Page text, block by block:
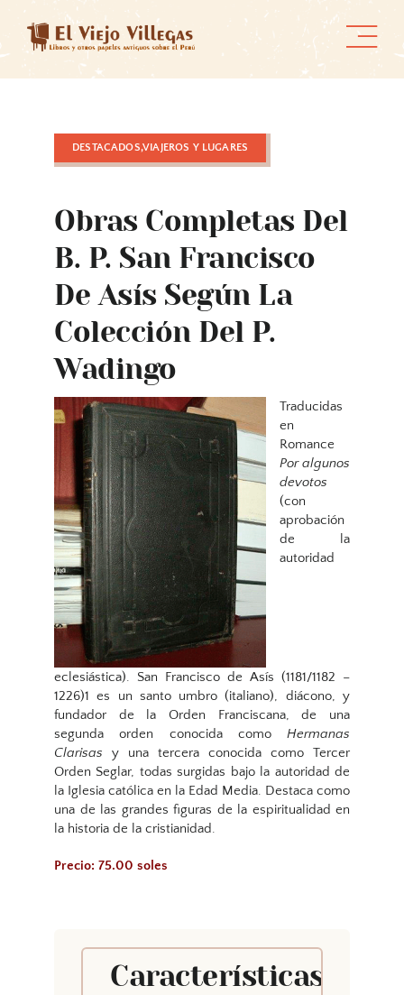
content
DESTACADOS,VIAJEROS Y LUGARES
Obras Completas Del
B. P. San Francisco
De Asís Según La
Colección Del P.
Wadingo
Traducidas
en
Romance
Por algunos
devotos
(con
aprobación
de la
autoridad
eclesiástica). San Francisco de Asís (1181/1182 –
1226)1​ es un santo umbro (italiano), diácono, y
fundador de la Orden Franciscana, de una
segunda orden conocida como Hermanas
Clarisas y una tercera conocida como Tercer
Orden Seglar, todas surgidas bajo la autoridad de
la Iglesia católica en la Edad Media. Destaca como
una de las grandes figuras de la espiritualidad en
la historia de la cristianidad.
Precio: 75.00 soles
Características